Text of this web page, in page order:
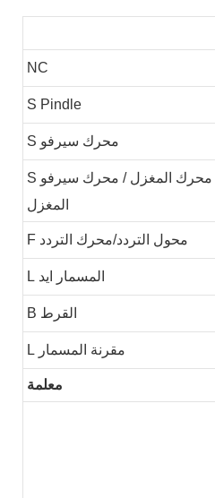
NC
S Pindle
S محرك سيرفو
S
المغزل
F محول التردد/محرك التردد
L المسمار ايد
B القرط
L مقرنة المسمار
معلمة